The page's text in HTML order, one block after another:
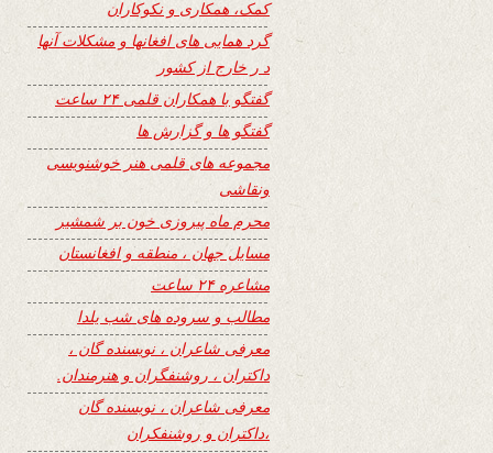
کمک، همکاری و نکوکاران
گرد همایی های افغانها و مشکلات آنها
د ر خارج از کشور
گفتگو با همکاران قلمی ۲۴ ساعت
گفتگو ها و گزارش ها
مجموعه های قلمی هنر خوشنویسی
ونقاشی
محرم ماه پیروزی خون بر شمشیر
مسایل جهان ، منطقه و افغانستان
مشاعره ۲۴ ساعت
مطالب و سروده های شب یلدا
معرفی شاعران ، نویسنده گان ،
داکتران ، روشنفگران و هنرمندان.
معرفی شاعران ، نویسنده گان
،داکتران و روشنفکران